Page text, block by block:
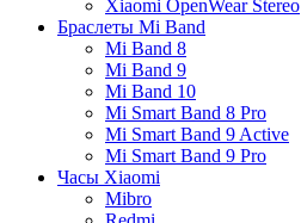
Xiaomi OpenWear Stereo
Браслеты Mi Band
Mi Band 8
Mi Band 9
Mi Band 10
Mi Smart Band 8 Pro
Mi Smart Band 9 Active
Mi Smart Band 9 Pro
Часы Xiaomi
Mibro